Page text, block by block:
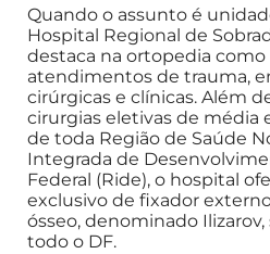
Quando o assunto é
Hospital Regional de
destaca na ortopedia como
atendimentos de trauma,
cirúrgicas e clínicas. Além
cirurgias eletivas de média
de toda Região de Saúde
Integrada de
Federal (Ride), o hospital
exclusivo de fixador
ósseo, denominado
todo o DF.